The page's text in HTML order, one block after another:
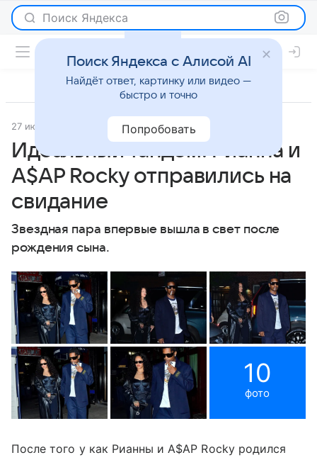
Поиск Яндекса
27 июля 2022 Журнал OK! Светская жизнь
Идеальный тандем: Рианна и
A$AP Rocky отправились на
свидание
Звездная пара впервые вышла в свет после
рождения сына.
10
фото
После того у как Рианны и A$AP Rocky родился
Поиск Яндекса с Алисой AI
Найдёт ответ, картинку или видео —
быстро и точно
Попробовать